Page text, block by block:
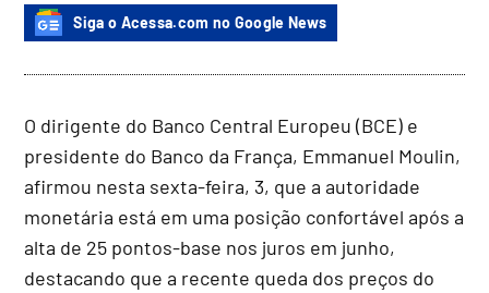
Siga o Acessa.com no Google News
O dirigente do Banco Central Europeu (BCE) e
presidente do Banco da França, Emmanuel Moulin,
afirmou nesta sexta-feira, 3, que a autoridade
monetária está em uma posição confortável após a
alta de 25 pontos-base nos juros em junho,
destacando que a recente queda dos preços do